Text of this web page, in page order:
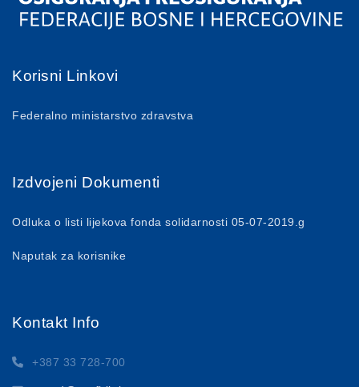
Korisni Linkovi
Federalno ministarstvo zdravstva
Izdvojeni Dokumenti
Odluka o listi lijekova fonda solidarnosti 05-07-2019.g
Naputak za korisnike
Kontakt Info
+387 33 728-700